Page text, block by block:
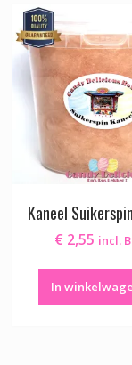
Kaneel
€ 2,55 incl.
In